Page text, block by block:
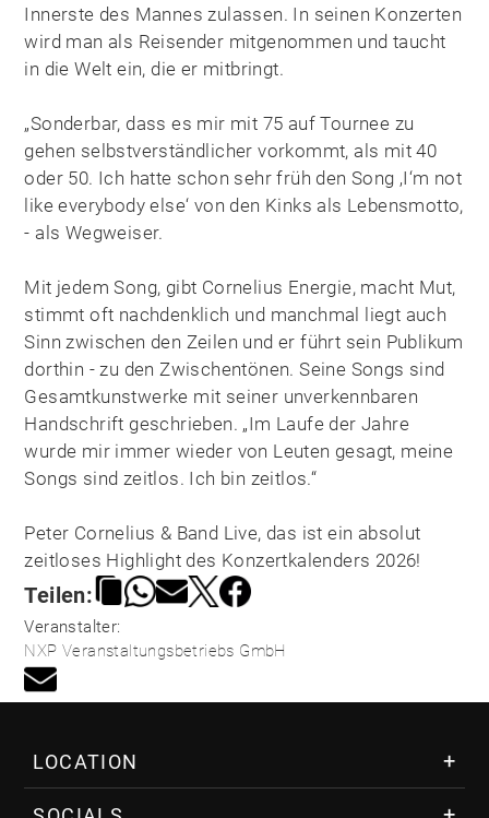
Innerste des Mannes zulassen. In seinen Konzerten
wird man als Reisender mitgenommen und taucht
in die Welt ein, die er mitbringt.
„Sonderbar, dass es mir mit 75 auf Tournee zu
gehen selbstverständlicher vorkommt, als mit 40
oder 50. Ich hatte schon sehr früh den Song ‚I‘m not
like everybody else‘ von den Kinks als Lebensmotto,
- als Wegweiser.
Mit jedem Song, gibt Cornelius Energie, macht Mut,
stimmt oft nachdenklich und manchmal liegt auch
Sinn zwischen den Zeilen und er führt sein Publikum
dorthin - zu den Zwischentönen. Seine Songs sind
Gesamtkunstwerke mit seiner unverkennbaren
Handschrift geschrieben. „Im Laufe der Jahre
wurde mir immer wieder von Leuten gesagt, meine
Songs sind zeitlos. Ich bin zeitlos.“
Peter Cornelius & Band Live, das ist ein absolut
zeitloses Highlight des Konzertkalenders 2026!
Teilen:
Veranstalter:
NXP Veranstaltungsbetriebs GmbH
LOCATION